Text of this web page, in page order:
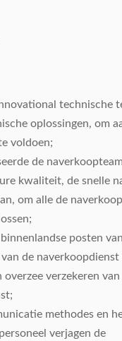
technische
oplossingen, om
voldoen;
de
kwaliteit, de snelle
om alle de
posten
de naverkoopdienst
overzee verzekeren
methodes en
verjagen de